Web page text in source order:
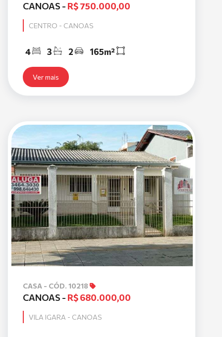
CANOAS - R$ 750.000,00
CENTRO - CANOAS
4 3 2 165m²
Ver mais
CASA - CÓD. 10218
CANOAS - R$ 680.000,00
VILA IGARA - CANOAS